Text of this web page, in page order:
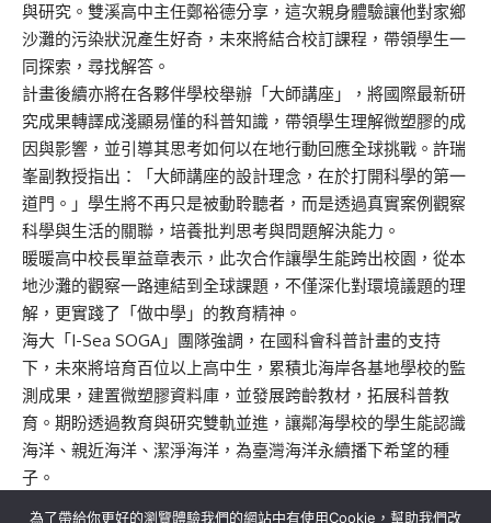
與研究。雙溪高中主任鄭裕德分享，這次親身體驗讓他對家鄉
沙灘的污染狀況產生好奇，未來將結合校訂課程，帶領學生一
同探索，尋找解答。
計畫後續亦將在各夥伴學校舉辦「大師講座」，將國際最新研
究成果轉譯成淺顯易懂的科普知識，帶領學生理解微塑膠的成
因與影響，並引導其思考如何以在地行動回應全球挑戰。許瑞
峯副教授指出：「大師講座的設計理念，在於打開科學的第一
道門。」學生將不再只是被動聆聽者，而是透過真實案例觀察
科學與生活的關聯，培養批判思考與問題解決能力。
暖暖高中校長單益章表示，此次合作讓學生能跨出校園，從本
地沙灘的觀察一路連結到全球課題，不僅深化對環境議題的理
解，更實踐了「做中學」的教育精神。
海大「I-Sea SOGA」團隊強調，在國科會科普計畫的支持
下，未來將培育百位以上高中生，累積北海岸各基地學校的監
測成果，建置微塑膠資料庫，並發展跨齡教材，拓展科普教
育。期盼透過教育與研究雙軌並進，讓鄰海學校的學生能認識
海洋、親近海洋、潔淨海洋，為臺灣海洋永續播下希望的種
子。
為了帶給你更好的瀏覽體驗我們的網站中有使用Cookie，幫助我們改